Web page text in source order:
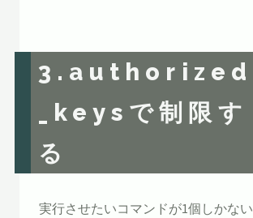
3.authorized
_keysで制限す
る
実行させたいコマンドが1個しかない